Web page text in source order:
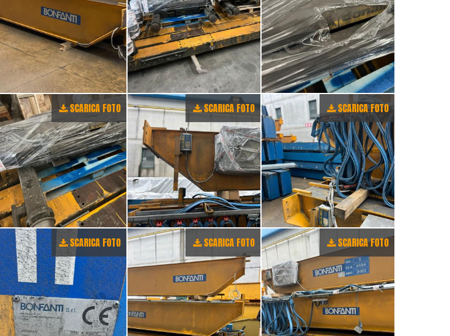
SCARICA FOTO SCARICA FOTO SCARICA FOTO
SCARICA FOTO SCARICA FOTO SCARICA FOTO